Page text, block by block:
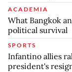
ACADEMIA
What Bangkok
political survival
SPORTS
Infantino allies
president's